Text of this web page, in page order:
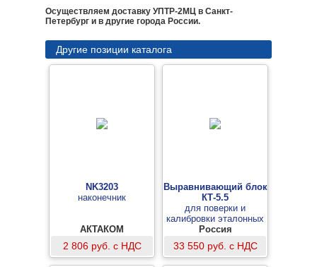
Осуществляем доставку УПТР-2МЦ в Санкт-
Петербург и в другие города России.
Другие позиции каталога
NK3203
наконечник
АКТАКОМ
2 806 руб. с НДС
Выравнивающий блок
КТ-5.5
для поверки и
калибровки эталонных
термопреобразователей
методом
непосредственного
сличения
Россия
33 550 руб. с НДС